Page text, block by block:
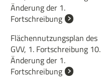
Änderung der 1.
Fortschreibung
Flächennutzungsplan des
GVV, 1. Fortschreibung 10.
Änderung der 1.
Fortschreibung